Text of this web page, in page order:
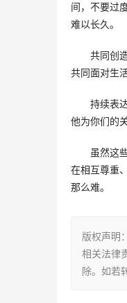
间，不要过
难以长久。
共同创
共同面对生
持续表
他为你们的
虽然这
在相互尊重
那么难。
版权声明
相关法律
除。如若